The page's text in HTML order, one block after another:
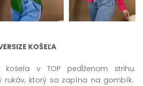
KOŠEĽA
košeľa v TOP pedĺženom strihu.
rukáv, ktorý sa zapína na gombík.